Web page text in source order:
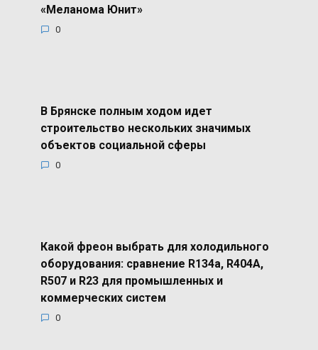
«Меланома Юнит»
0
В Брянске полным ходом идет
строительство нескольких значимых
объектов социальной сферы
0
Какой фреон выбрать для холодильного
оборудования: сравнение R134a, R404A,
R507 и R23 для промышленных и
коммерческих систем
0